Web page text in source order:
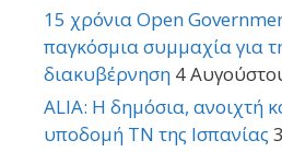
15 χρόνια Open
παγκόσμια συμμαχία για
διακυβέρνηση 4
ALIA: Η δημόσια, ανοιχτή
υποδομή ΤΝ της Ισπανίας